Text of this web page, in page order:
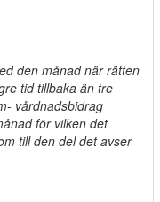
den månad när rätten
tid tillbaka än tre
vårdnadsbidrag
för vilken det
till den del det avser